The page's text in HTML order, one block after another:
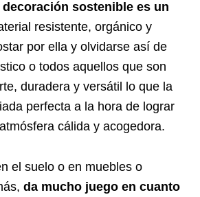
decoración sostenible es un
resistente, orgánico y
por ella y olvidarse así de
o todos aquellos que son
duradera y versátil lo que la
perfecta a la hora de lograr
cálida y acogedora.
el suelo o en muebles o
da mucho juego en cuanto